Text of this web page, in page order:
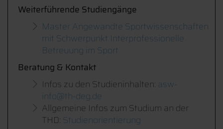
Weiterführende Studiengänge
Master Angewandte Sportwissenschaften
mit Schwerpunkt Interprofessionelle
Betreuung im Sport
Beratung & Kontakt
Infos zu den Studieninhalten: asw-
info@th-deg.de
Allgemeine Infos zum Studium an der
THD: Studienorientierung